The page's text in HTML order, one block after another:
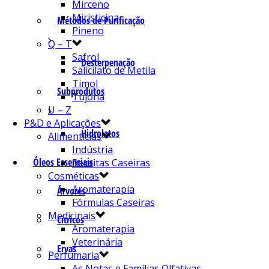
Métodos de Purificação
Desterpenação
Subprodutos
Hidrolatos
Óleos Essenciais
Árvores
Cítricos
Ervas
Mirceno
Miristicina
Pineno
Q – T
Safrol
Salicilato de Metila
Timol
Tujona
U – Z
P&D e Aplicações
Alimentícias
Indústria
Receitas Caseiras
Cosméticas
Aromaterapia
Fórmulas Caseiras
Medicinais
Aromaterapia
Veterinária
Perfumaria